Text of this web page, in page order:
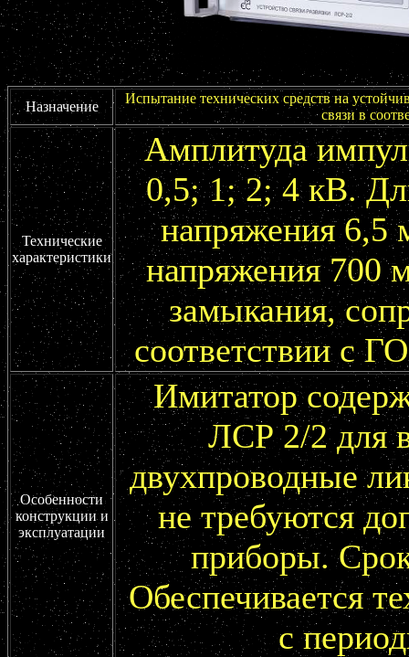
Назначение
Испытание технических средств на
связи в
Технические
характеристики
Амплитуда
0,5; 1; 2; 4 кВ.
напряжения 6,5
напряжения 700
замыкания,
соответствии с
Особенности
конструкции и
эксплуатации
Имитатор
ЛСР 2/2 для
двухпроводные
не требуются
приборы. Срок
Обеспечивается
с